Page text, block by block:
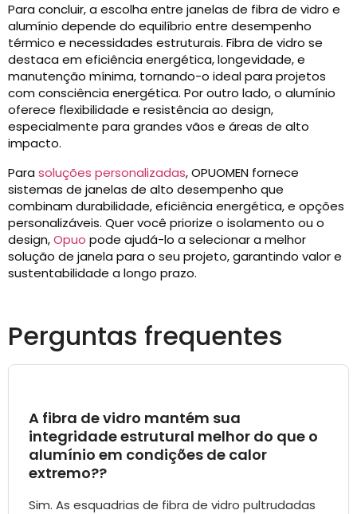
Para concluir, a escolha entre janelas de fibra de vidro e
alumínio depende do equilíbrio entre desempenho
térmico e necessidades estruturais. Fibra de vidro se
destaca em eficiência energética, longevidade, e
manutenção mínima, tornando-o ideal para projetos
com consciência energética. Por outro lado, o alumínio
oferece flexibilidade e resistência ao design,
especialmente para grandes vãos e áreas de alto
impacto.
Para soluções personalizadas, OPUOMEN fornece
sistemas de janelas de alto desempenho que
combinam durabilidade, eficiência energética, e opções
personalizáveis. Quer você priorize o isolamento ou o
design,Opuo pode ajudá-lo a selecionar a melhor
solução de janela para o seu projeto, garantindo valor e
sustentabilidade a longo prazo.
Perguntas frequentes
A fibra de vidro mantém sua
integridade estrutural melhor do que o
alumínio em condições de calor
extremo??
Sim. As esquadrias de fibra de vidro pultrudadas